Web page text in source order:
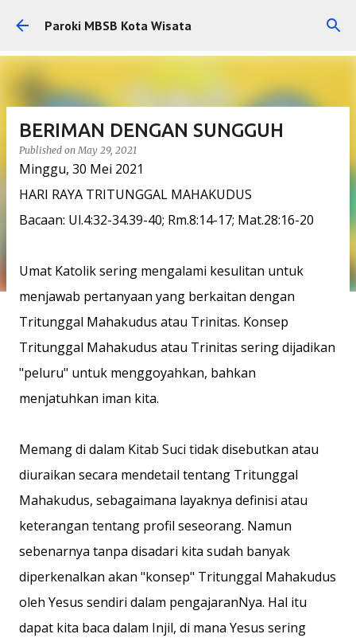
Skip to main content
Paroki MBSB Kota Wisata
BERIMAN DENGAN SUNGGUH
Published onMay 29, 2021
Minggu, 30 Mei 2021
HARI RAYA TRITUNGGAL MAHAKUDUS
Bacaan: Ul.4:32-34.39-40; Rm.8:14-17; Mat.28:16-20
Umat Katolik sering mengalami kesulitan untuk
menjawab pertanyaan yang berkaitan dengan
Tritunggal Mahakudus atau Trinitas. Konsep
Tritunggal Mahakudus atau Trinitas sering dijadikan
"peluru" untuk menggoyahkan, bahkan
menjatuhkan iman kita.
Memang di dalam Kitab Suci tidak disebutkan atau
diuraikan secara mendetail tentang Tritunggal
Mahakudus, sebagaimana layaknya definisi atau
keterangan tentang profil seseorang. Namun
sebenarnya tanpa disadari kita sudah banyak
diperkenalkan akan "konsep" Tritunggal Mahakudus
oleh Yesus sendiri dalam pengajaranNya. Hal itu
dapat kita baca dalam Injil, di mana Yesus sering